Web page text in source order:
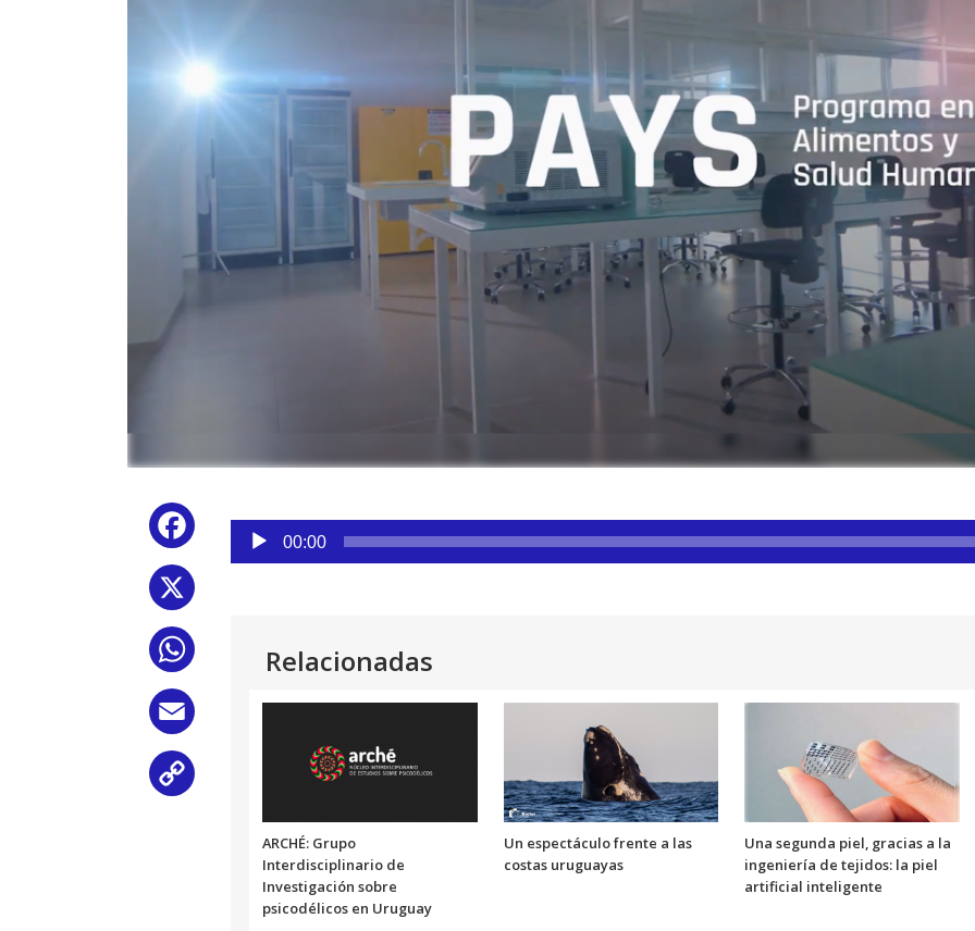
Facebook
WhatsApp
Reproductor
audio
00:00
Relacionadas
ARCHÉ: Grupo
Interdisciplinario de
Investigación sobre
psicodélicos en Uruguay
Un espectáculo frente a las
costas uruguayas
Una segunda piel, gracias a la
ingeniería de tejidos: la piel
artificial inteligente